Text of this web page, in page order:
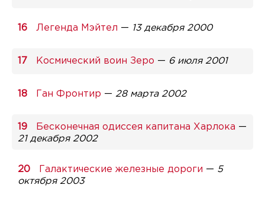
Легенда Мэйтел — 13 декабря 2000
Космический воин Зеро — 6 июля 2001
Ган Фронтир — 28 марта 2002
Бесконечная одиссея капитана Харлока —
21 декабря 2002
Галактические железные дороги — 5
октября 2003